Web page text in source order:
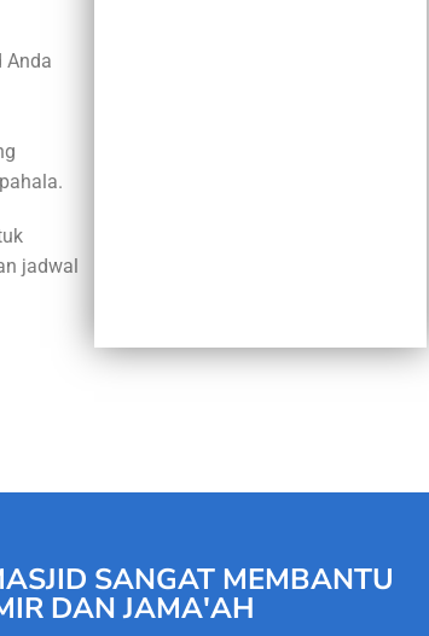
Anda
jadwal
SANGAT MEMBANTU
DAN JAMA'AH